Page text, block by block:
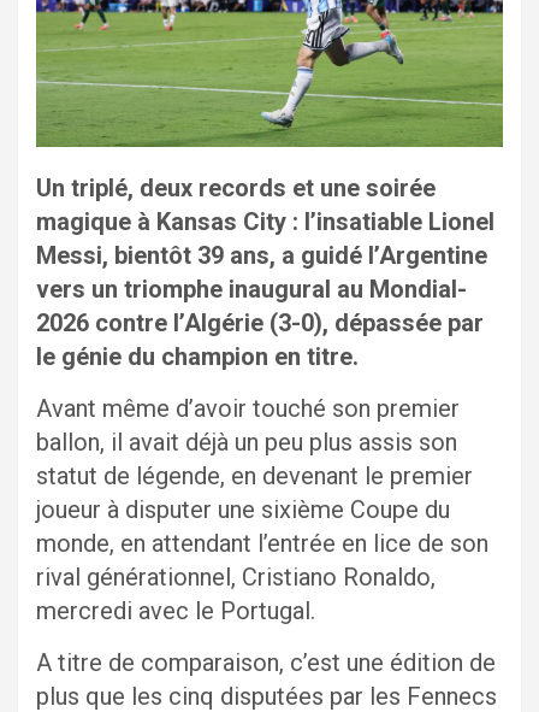
Un triplé, deux records et une soirée
magique à Kansas City : l’insatiable Lionel
Messi, bientôt 39 ans, a guidé l’Argentine
vers un triomphe inaugural au Mondial-
2026 contre l’Algérie (3-0), dépassée par
le génie du champion en titre.
Avant même d’avoir touché son premier
ballon, il avait déjà un peu plus assis son
statut de légende, en devenant le premier
joueur à disputer une sixième Coupe du
monde, en attendant l’entrée en lice de son
rival générationnel, Cristiano Ronaldo,
mercredi avec le Portugal.
A titre de comparaison, c’est une édition de
plus que les cinq disputées par les Fennecs